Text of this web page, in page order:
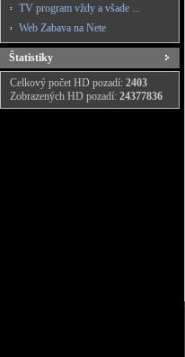
TV program vždy a všade ...
Web Zabava na Nete
Štatistiky
Celkový počet HD pozadí: 2403
Zobrazených HD pozadí: 24377836